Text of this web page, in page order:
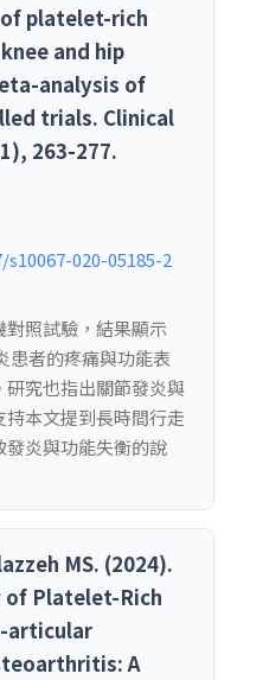
platelet-rich
and hip
analysis of
trials. Clinical
263-277.
020-05185-2
照試驗，結果顯示
患者的疼痛與功能表
究也指出關節發炎與
本文提到長時間行走
炎與功能失衡的說
MS. (2024).
of Platelet-Rich
articular
A